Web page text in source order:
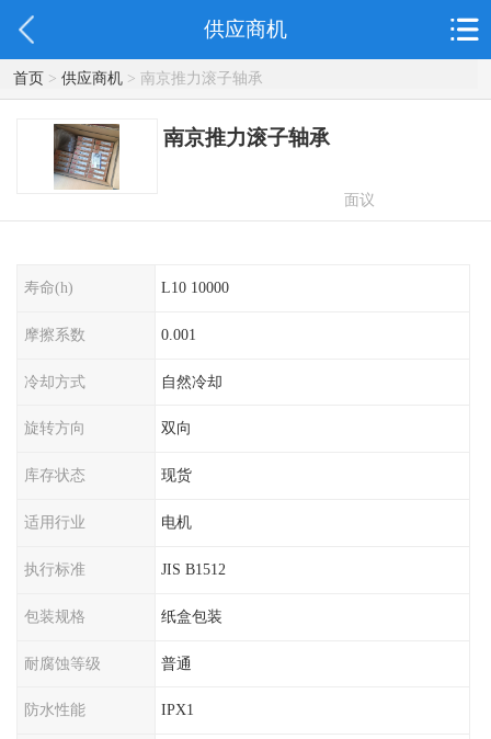
供应商机
首页> 供应商机> 南京推力滚子轴承
南京推力滚子轴承
面议
寿命(h) L10 10000
摩擦系数 0.001
冷却方式 自然冷却
旋转方向 双向
库存状态 现货
适用行业 电机
执行标准 JIS B1512
包装规格 纸盒包装
耐腐蚀等级 普通
防水性能 IPX1